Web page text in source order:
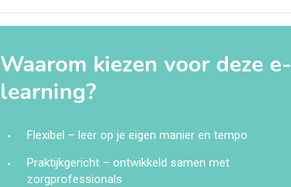
Waarom kiezen voor deze e-
learning?
Flexibel – leer op je eigen manier en tempo
Praktijkgericht – ontwikkeld samen met
zorgprofessionals